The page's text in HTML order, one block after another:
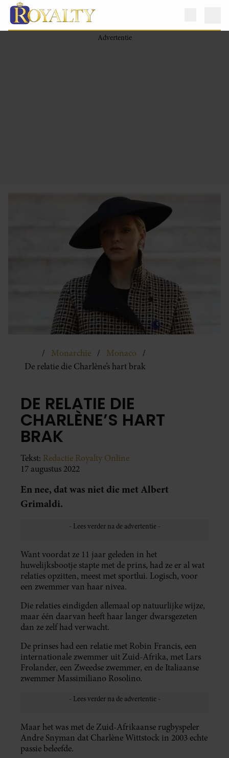
Monarchie
Monaco
De relatie die Charlène’s hart brak
DE RELATIE DIE
CHARLÈNE’S HART
BRAK
Tekst: Redactie Royalty Online
17 augustus 2022
En nee, dat was niet die met Albert
Grimaldi.
Want voordat ze 11 jaar geleden in het
huwelijksbootje stapte met de prins, had ze er al wat
relaties opzitten, meest met sportlui. Logisch, voor
een zwemmer van haar nivea.
Die relaties eindigden allemaal op natuurlijke wijze,
maar één daarvan heeft haar langer dwarsgezeten
dan ze zelf had verwacht.
De prinses had een relatie met Robin Francis, een
internationale zwemmer uit Zuid-Afrika, met Lars
Frolander, een Zweedse zwemmer, en de Italiaanse
zwemmer Massimiliano Rosolino.
Maar het was met de Zuid-Afrikaanse rugbyspeler
Andre Snyman dat Charlène Wittstock in 2003 echte
passie beleefde.